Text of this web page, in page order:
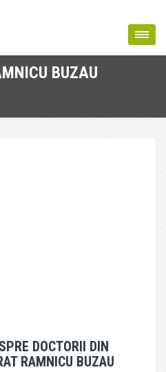
BUZAU
DOCTORII DIN
RAMNICU BUZAU